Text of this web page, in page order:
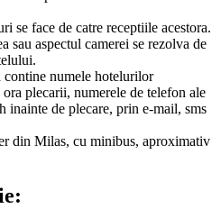
se face de catre receptiile acestora.
sau aspectul camerei se rezolva de
contine numele hotelurilor
plecarii, numerele de telefon ale
inainte de plecare, prin e-mail, sms
din Milas, cu minibus, aproximativ